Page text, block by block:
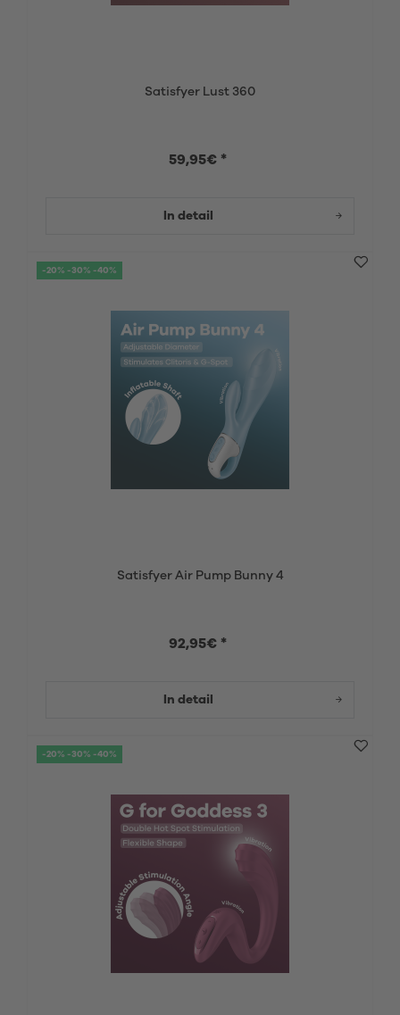
Satisfyer Lust 360
59,95€ *
In detail
-20% -30% -40%
Satisfyer Air Pump Bunny 4
92,95€ *
In detail
-20% -30% -40%